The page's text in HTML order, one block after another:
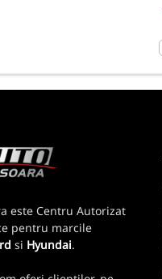
este Centru Autorizat
pentru marcile
si Hyundai.